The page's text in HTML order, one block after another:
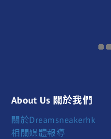
About Us 關於我們
關於Dreamsneakerhk
相關媒體報導